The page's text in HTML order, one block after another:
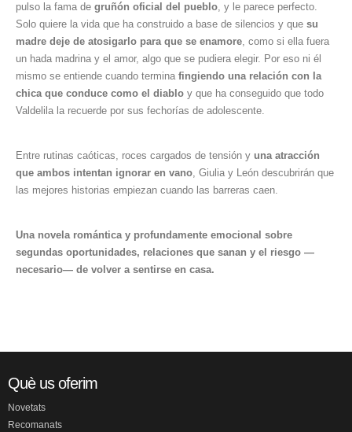
pulso la fama de gruñón oficial del pueblo, y le parece perfecto.
Solo quiere la vida que ha construido a base de silencios y que su
madre deje de atosigarlo para que se enamore, como si ella fuera
un hada madrina y el amor, algo que se pudiera elegir. Por eso ni él
mismo se entiende cuando termina fingiendo una relación con la
chica que conduce como el diablo y que ha conseguido que todo
Valdelila la recuerde por sus fechorías de adolescente.
Entre rutinas caóticas, roces cargados de tensión y una atracción
que ambos intentan ignorar en vano, Giulia y León descubrirán que
las mejores historias empiezan cuando las barreras caen.
Una novela romántica y profundamente emocional sobre
segundas oportunidades, relaciones que sanan y el riesgo —
necesario— de volver a sentirse en casa.
Què us oferim
Novetats
Recomanats